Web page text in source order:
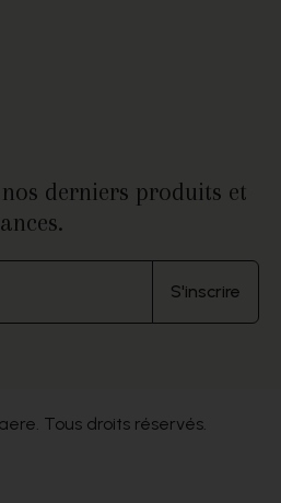
derniers produits et
S'inscrire
Tous droits réservés.